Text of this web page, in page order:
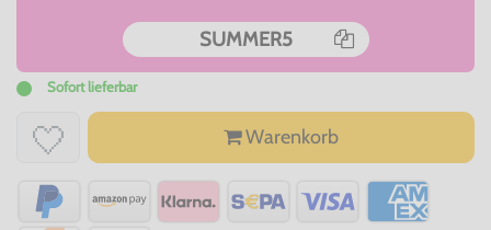
SUMMER5
Sofort lieferbar
Warenkorb